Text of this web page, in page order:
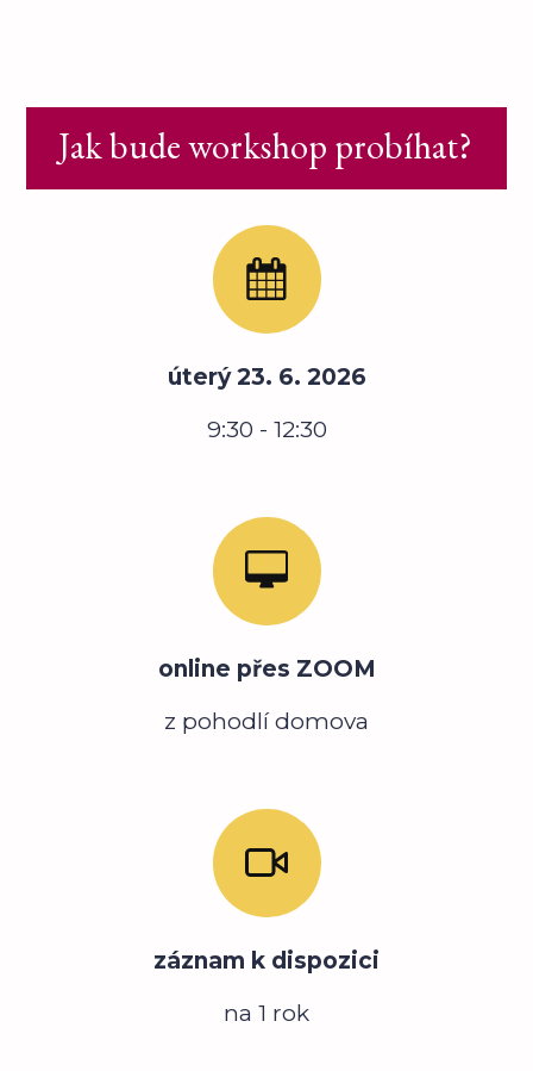
Jak bude workshop probíhat?
úterý 23. 6. 2026
9:30 - 12:30
online přes ZOOM
z pohodlí domova
záznam k dispozici
na 1 rok